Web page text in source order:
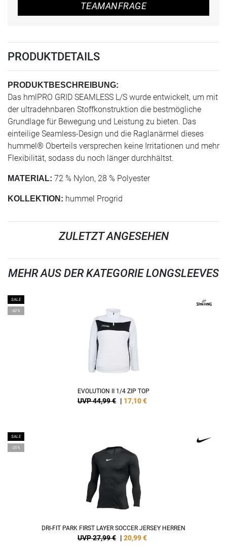
TEAMANFRAGE
PRODUKTDETAILS
PRODUKTBESCHREIBUNG:
Das hmlPRO GRID SEAMLESS L/S wurde entwickelt, um mit
der ultradehnbaren Stoffkonstruktion die bestmögliche
Grundlage für Bewegung und Leistung zu bieten. Das
einteilige Seamless-Design und die Raglanärmel dieses
hummel® Oberteils versprechen keine Irritationen und mehr
Flexibilität, sodass du noch länger durchhältst.
MATERIAL: 72 % Nylon, 28 % Polyester
KOLLEKTION: hummel Progrid
ZULETZT ANGESEHEN
MEHR AUS DER KATEGORIE LONGSLEEVES
SALE
-62%
EVOLUTION II 1/4 ZIP TOP
UVP 44,99 € | 17,10€
SALE
-25%
DRI-FIT PARK FIRST LAYER SOCCER JERSEY HERREN
UVP 27,99 € | 20,99€